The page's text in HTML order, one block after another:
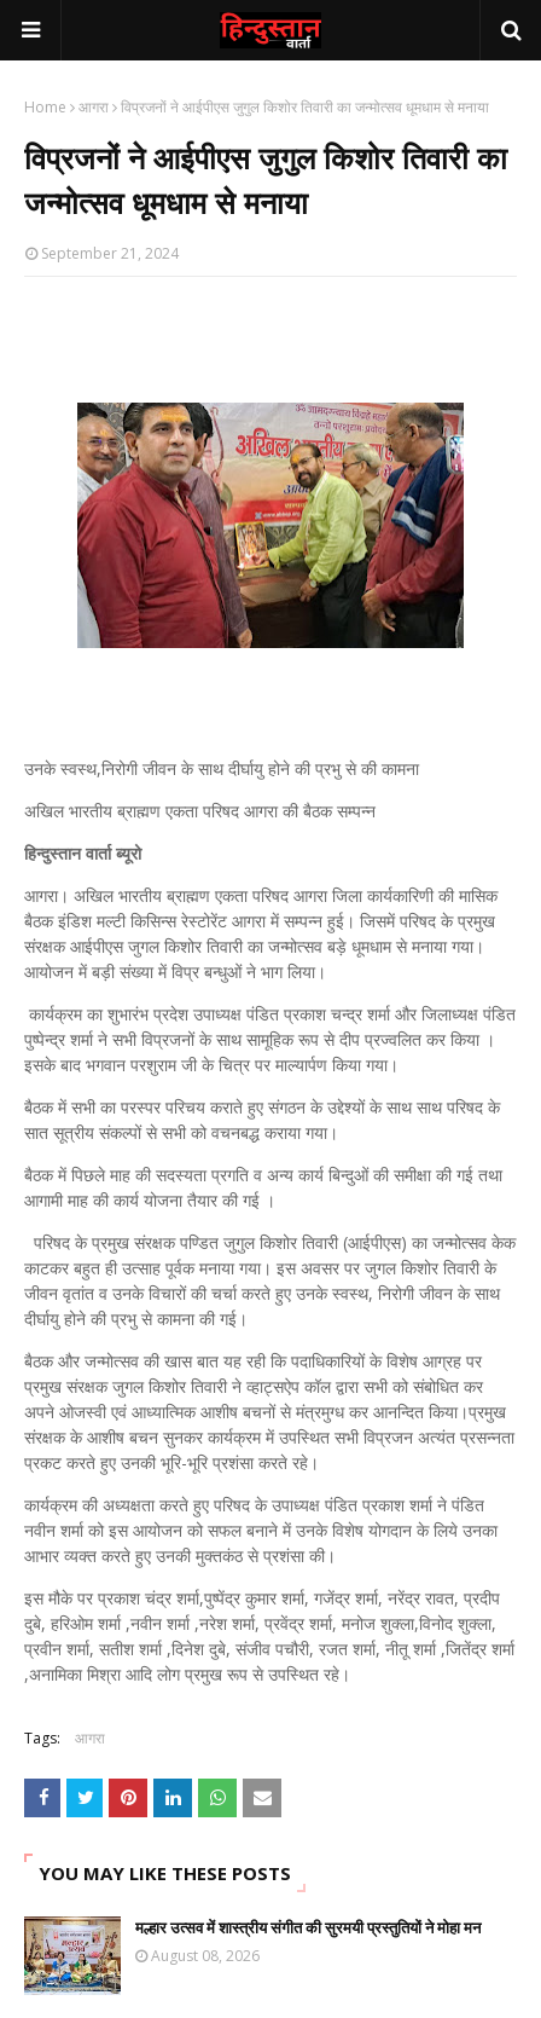
Home आगरा विप्रजनों ने आईपीएस जुगुल किशोर तिवारी का जन्मोत्सव धूमधाम से मनाया
विप्रजनों ने आईपीएस जुगुल किशोर तिवारी का
जन्मोत्सव धूमधाम से मनाया
September 21, 2024
उनके स्वस्थ,निरोगी जीवन के साथ दीर्घायु होने की प्रभु से की कामना
अखिल भारतीय ब्राह्मण एकता परिषद आगरा की बैठक सम्पन्न
हिन्दुस्तान वार्ता ब्यूरो
आगरा। अखिल भारतीय ब्राह्मण एकता परिषद आगरा जिला कार्यकारिणी की मासिक
बैठक इंडिश मल्टी किसिन्स रेस्टोरेंट आगरा में सम्पन्न हुई। जिसमें परिषद के प्रमुख
संरक्षक आईपीएस जुगल किशोर तिवारी का जन्मोत्सव बड़े धूमधाम से मनाया गया।
आयोजन में बड़ी संख्या में विप्र बन्धुओं ने भाग लिया।
कार्यक्रम का शुभारंभ प्रदेश उपाध्यक्ष पंडित प्रकाश चन्द्र शर्मा और जिलाध्यक्ष पंडित
पुष्पेन्द्र शर्मा ने सभी विप्रजनों के साथ सामूहिक रूप से दीप प्रज्वलित कर किया ।
इसके बाद भगवान परशुराम जी के चित्र पर माल्यार्पण किया गया।
बैठक में सभी का परस्पर परिचय कराते हुए संगठन के उद्देश्यों के साथ साथ परिषद के
सात सूत्रीय संकल्पों से सभी को वचनबद्ध कराया गया।
बैठक में पिछले माह की सदस्यता प्रगति व अन्य कार्य बिन्दुओं की समीक्षा की गई तथा
आगामी माह की कार्य योजना तैयार की गई ।
परिषद के प्रमुख संरक्षक पण्डित जुगुल किशोर तिवारी (आईपीएस) का जन्मोत्सव केक
काटकर बहुत ही उत्साह पूर्वक मनाया गया। इस अवसर पर जुगल किशोर तिवारी के
जीवन वृतांत व उनके विचारों की चर्चा करते हुए उनके स्वस्थ, निरोगी जीवन के साथ
दीर्घायु होने की प्रभु से कामना की गई।
बैठक और जन्मोत्सव की खास बात यह रही कि पदाधिकारियों के विशेष आग्रह पर
प्रमुख संरक्षक जुगल किशोर तिवारी ने व्हाट्सऐप कॉल द्वारा सभी को संबोधित कर
अपने ओजस्वी एवं आध्यात्मिक आशीष बचनों से मंत्रमुग्ध कर आनन्दित किया।प्रमुख
संरक्षक के आशीष बचन सुनकर कार्यक्रम में उपस्थित सभी विप्रजन अत्यंत प्रसन्नता
प्रकट करते हुए उनकी भूरि-भूरि प्रशंसा करते रहे।
कार्यक्रम की अध्यक्षता करते हुए परिषद के उपाध्यक्ष पंडित प्रकाश शर्मा ने पंडित
नवीन शर्मा को इस आयोजन को सफल बनाने में उनके विशेष योगदान के लिये उनका
आभार व्यक्त करते हुए उनकी मुक्तकंठ से प्रशंसा की।
इस मौके पर प्रकाश चंद्र शर्मा,पुष्पेंद्र कुमार शर्मा, गजेंद्र शर्मा, नरेंद्र रावत, प्रदीप
दुबे, हरिओम शर्मा ,नवीन शर्मा ,नरेश शर्मा, प्रवेंद्र शर्मा, मनोज शुक्ला,विनोद शुक्ला,
प्रवीन शर्मा, सतीश शर्मा ,दिनेश दुबे, संजीव पचौरी, रजत शर्मा, नीतू शर्मा ,जितेंद्र शर्मा
,अनामिका मिश्रा आदि लोग प्रमुख रूप से उपस्थित रहे।
Tags: आगरा
YOU MAY LIKE THESE POSTS
मल्हार उत्सव में शास्त्रीय संगीत की सुरमयी प्रस्तुतियों ने मोहा मन
August 08, 2026